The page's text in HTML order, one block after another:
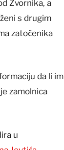
Zvornika, a
s drugim
zatočenika
da li im
zamolnica
u